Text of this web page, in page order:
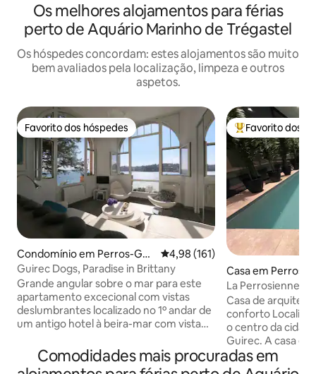
Os melhores alojamentos para férias
perto de Aquário Marinho de Trégastel
Os hóspedes concordam: estes alojamentos são muito
bem avaliados pela localização, limpeza e outros
aspetos.
Favorito dos hóspedes
Favorito dos hóspedes
Condomínio em Perros-Guir
ec
Classificação média de 4,98 em
4,98 (161)
Guirec Dogs, Paradise in Brittany
Grande angular sobre o mar para este
apartamento excecional com vistas
deslumbrantes localizado no 1º andar de
um antigo hotel à beira-mar com vista
Arquipélago das 7 ilhas. Um pequeno
paraíso sob as palmeiras! Acesso privado
Favoritos dos
Favorito dos
Casa em Perros-
La Perrosienne
Casa de
conforto Localização ideal entre o porto,
o centro da
Guirec. A casa é composta por 4
quartos, cada um
privativo, além
Comodidades mais procuradas em